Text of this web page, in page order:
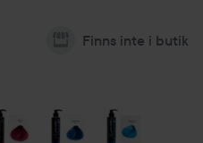
Finns inte i butik